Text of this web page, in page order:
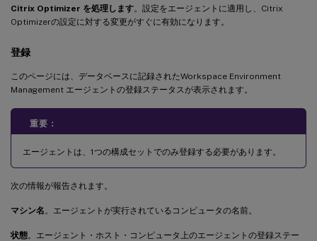
Citrix Optimizer を処理します。設定をエージェントに適用し、Citrix
Optimizerの設定に対する変更がすぐに有効になります。
登録
このページには、データベースに記録されたWorkspace Environment
Management エージェントの登録ステータスが表示されます。
重要：
エージェントは、1つの構成セットでのみ登録する必要があります。
次の情報が報告されます。
マシン名 。エージェントが実行されているコンピュータの名前。
状態。エージェント・ホスト・コンピュータ上のエージェントの登録ステー